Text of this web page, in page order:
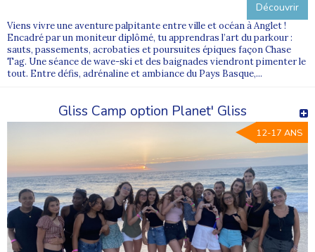
Découvrir
Viens vivre une aventure palpitante entre ville et océan à Anglet !
Encadré par un moniteur diplômé, tu apprendras l’art du parkour :
sauts, passements, acrobaties et poursuites épiques façon Chase
Tag. Une séance de wave-ski et des baignades viendront pimenter le
tout. Entre défis, adrénaline et ambiance du Pays Basque,...
Gliss Camp option Planet' Gliss
12-17 ANS